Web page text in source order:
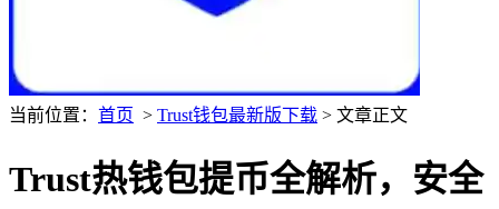
当前位置： 首页 > Trust钱包最新版下载 > 文章正文
Trust热钱包提币全解析，安全